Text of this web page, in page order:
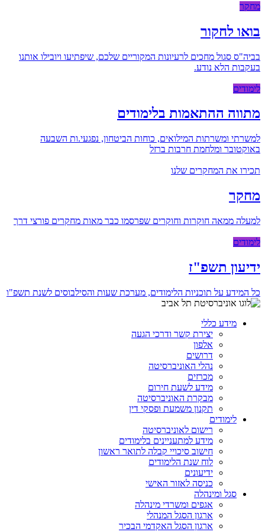
מחקר
בואו לחקור
בביה"ס סגול מחכים לרעיונות המקוריים שלכם, שיפתיעו ויובילו אותנו
בעקבות הלא נודע.
לימודים
מתווה ההתאמות בלימודים
למשרתי ומשרתות המילואים, כוחות הביטחון, נפגעי.ות השבעה
באוקטובר ומלחמת חרבות ברזל
תכירו את המחקרים שלנו
מחקר
למעלה ממאה חוקרות וחוקרים שפרסמו כבר מאות מחקרים פורצי דרך
לימודים
ידיעון תשפ"ז
כל המידע על תוכניות הלימודים, מערכת שעות והסילבוסים לשנת תשפ"ו
מידע כללי
יצירת קשר ודרכי הגעה
אלפון
דרושים
נהלי האוניברסיטה
מכרזים
מידע לשעת חירום
מבקרת האוניברסיטה
תקנון משמעת ופסקי דין
לימודים
רישום לאוניברסיטה
מידע למתעניינים בלימודים
חישוב סיכויי קבלה לתואר ראשון
לוח שנת הלימודים
ידיעונים
כניסה לאזור האישי
סגל ומינהלה
אגפים ומשרדי מינהלה
ארגון הסגל המנהלי
ארגון הסגל האקדמי הבכיר